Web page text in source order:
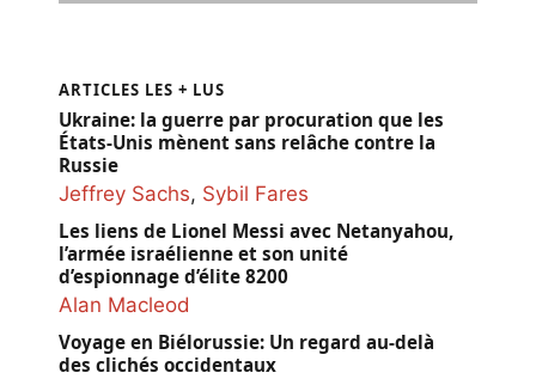
ARTICLES LES + LUS
Ukraine: la guerre par procuration que les
États-Unis mènent sans relâche contre la
Russie
Jeffrey Sachs, Sybil Fares
Les liens de Lionel Messi avec Netanyahou,
l’armée israélienne et son unité
d’espionnage d’élite 8200
Alan Macleod
Voyage en Biélorussie: Un regard au-delà
des clichés occidentaux